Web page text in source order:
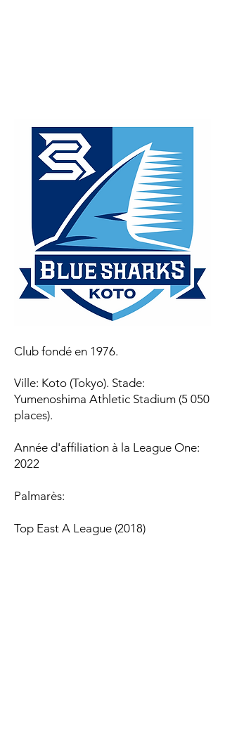
Club fondé en 1976.
Ville: Koto (Tokyo). Stade:
Yumenoshima Athletic Stadium (5 050
places).
Année d'affiliation à la League One:
2022
Palmarès:
Top East A League (2018)